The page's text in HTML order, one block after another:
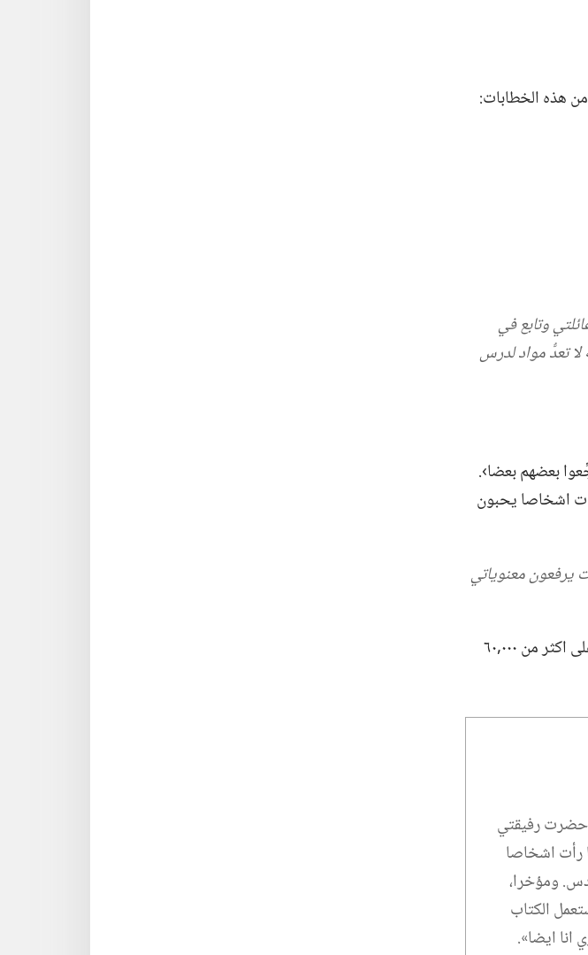
هذه الخطابات:‏
وتابع في
تعدُّ مواد لدرس
بعضهم بعضا›.‏
اشخاصا يحبون
يرفعون معنوياتي
هناك اكثر من ٠٠٠‏,١٢٠ جماعة لشهود يهوه حول العالم.‏ وهي موزَّعة على اكثر من ٠٠٠‏,٦٠
حضرت رفيقتي
رأت اشخاصا
ومؤخرا،‏
الكتاب
انا ايضا».‏